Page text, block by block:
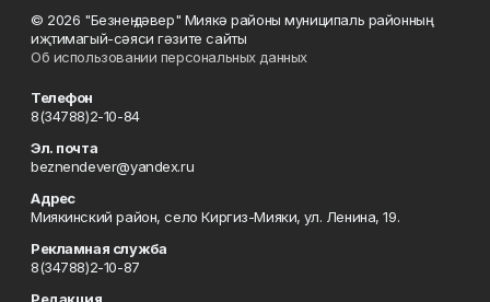
© 2026 "Безнең дәвер" Миякә районы муниципаль районның
иҗтимагый-сәяси гәзите сайты
Об использовании персональных данных
Телефон
8(34788)2-10-84
Эл. почта
beznendever@yandex.ru
Адрес
Миякинский район, село Киргиз-Мияки, ул. Ленина, 19.
Рекламная служба
8(34788)2-10-87